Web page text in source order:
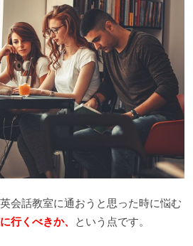
会話教室に通おうと思った時に悩む
行くべきか、 という点です。